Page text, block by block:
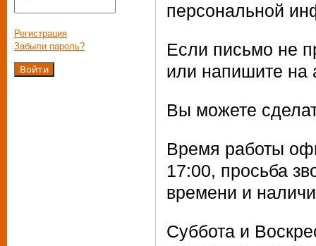
персональной
Если письмо не
или напишите на
Вы можете
Время работы
17:00, просьба
времени и
Суббота и
Регистрация
Забыли пароль?